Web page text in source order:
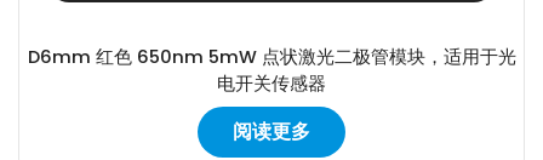
D6mm 红色 650nm 5mW 点状激光二极管模块，适用于光
电开关传感器
阅读更多